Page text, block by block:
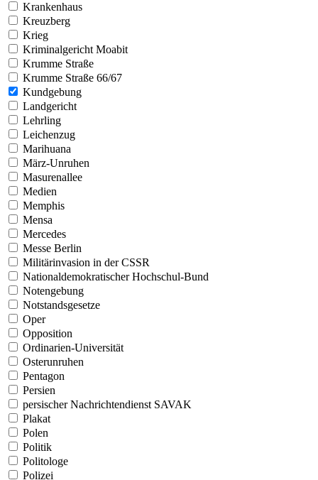
Krankenhaus
Kreuzberg
Krieg
Kriminalgericht Moabit
Krumme Straße
Krumme Straße 66/67
Kundgebung
Landgericht
Lehrling
Leichenzug
Marihuana
März-Unruhen
Masurenallee
Medien
Memphis
Mensa
Mercedes
Messe Berlin
Militärinvasion in der CSSR
Nationaldemokratischer Hochschul-Bund
Notengebung
Notstandsgesetze
Oper
Opposition
Ordinarien-Universität
Osterunruhen
Pentagon
Persien
persischer Nachrichtendienst SAVAK
Plakat
Polen
Politik
Politologe
Polizei